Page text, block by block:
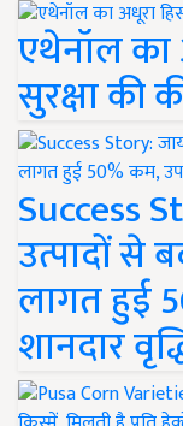
एथेनॉल का
सुरक्षा की
Success
उत्पादों से
लागत हुई
शानदार